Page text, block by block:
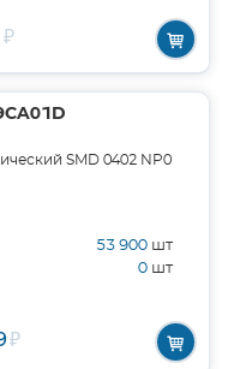
₽
SMD 0402 NP0
53 900 шт
0 шт
₽